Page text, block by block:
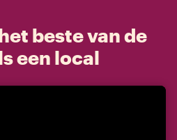
beste van de
een local